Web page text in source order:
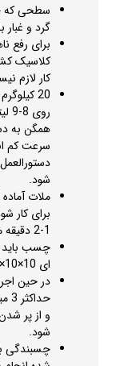
سطحی که
گرد و غبار
برای رفع
کلاسیک
کار لازم
20
همگن به
سرعت کم
شود.
برای کار
1-2 دقیقه مخلوط شود.
چسب باید
ای 10×10×10 میلی متری به همان ضخامت اجرا شود.
در حین
و از پر
شود.